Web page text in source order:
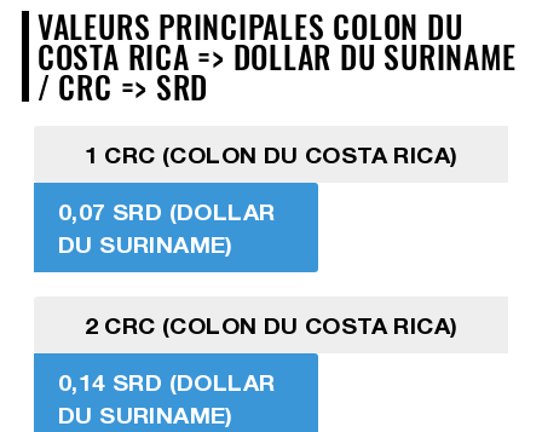
VALEURS PRINCIPALES COLON DU
COSTA RICA => DOLLAR DU SURINAME
/ CRC => SRD
1 CRC (COLON DU COSTA RICA)
0,07 SRD (DOLLAR
DU SURINAME)
2 CRC (COLON DU COSTA RICA)
0,14 SRD (DOLLAR
DU SURINAME)